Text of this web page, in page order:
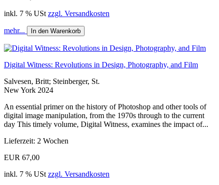
inkl. 7 % USt zzgl. Versandkosten
mehr... In den Warenkorb
Digital Witness: Revolutions in Design, Photography, and Film
Salvesen, Britt; Steinberger, St.
New York 2024
An essential primer on the history of Photoshop and other tools of
digital image manipulation, from the 1970s through to the current
day This timely volume, Digital Witness, examines the impact of...
Lieferzeit: 2 Wochen
EUR 67,00
inkl. 7 % USt zzgl. Versandkosten